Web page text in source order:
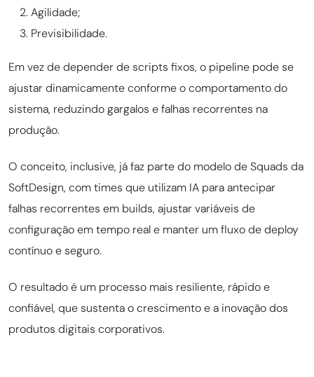
Agilidade;
Previsibilidade.
Em vez de depender de scripts fixos, o pipeline pode se
ajustar dinamicamente conforme o comportamento do
sistema, reduzindo gargalos e falhas recorrentes na
produção.
O conceito, inclusive, já faz parte do modelo de Squads da
SoftDesign, com times que utilizam IA para antecipar
falhas recorrentes em builds, ajustar variáveis de
configuração em tempo real e manter um fluxo de deploy
contínuo e seguro.
O resultado é um processo mais resiliente, rápido e
confiável, que sustenta o crescimento e a inovação dos
produtos digitais corporativos.